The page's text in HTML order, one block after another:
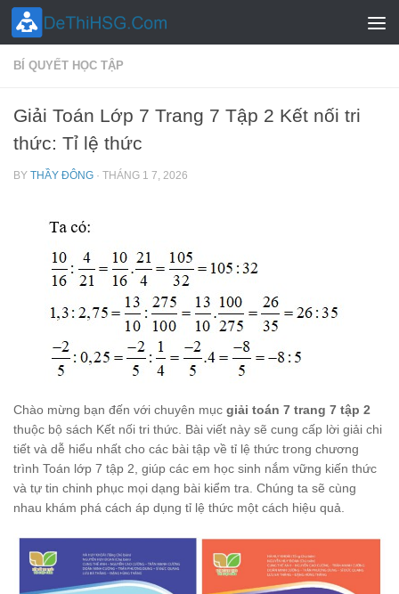
Skip to content
BÍ QUYẾT HỌC TẬP
Giải Toán Lớp 7 Trang 7 Tập 2 Kết nối tri
thức: Tỉ lệ thức
BY THẦY ĐÔNG · THÁNG 1 7, 2026
Chào mừng bạn đến với chuyên mục giải toán 7 trang 7 tập 2
thuộc bộ sách Kết nối tri thức. Bài viết này sẽ cung cấp lời giải chi
tiết và dễ hiểu nhất cho các bài tập về tỉ lệ thức trong chương
trình Toán lớp 7 tập 2, giúp các em học sinh nắm vững kiến thức
và tự tin chinh phục mọi dạng bài kiểm tra. Chúng ta sẽ cùng
nhau khám phá cách áp dụng tỉ lệ thức một cách hiệu quả.